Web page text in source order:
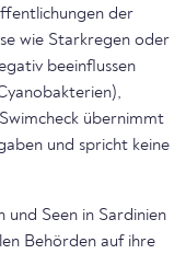
der
wie Starkregen oder
beeinflussen
übernimmt
und spricht keine
und Seen in Sardinien
Behörden auf ihre